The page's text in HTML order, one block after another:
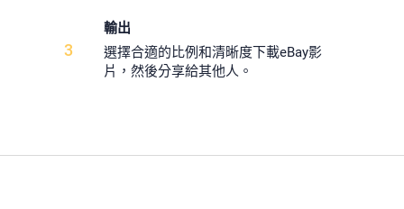
3
輸出
選擇合適的比例和清晰度下載eBay影
片，然後分享給其他人。